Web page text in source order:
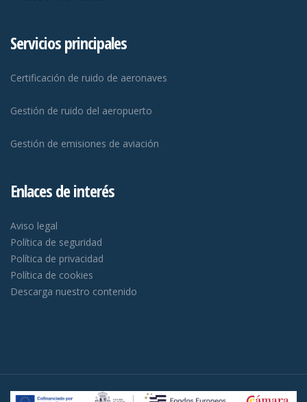
Servicios principales
Certificación de ruido de aeronaves
Gestión de ruido del aeropuerto
Gestión de emisiones de aviación
Enlaces de interés
Aviso legal
Política de seguridad
Política de privacidad
Política de cookies
Descarga nuestro contenido